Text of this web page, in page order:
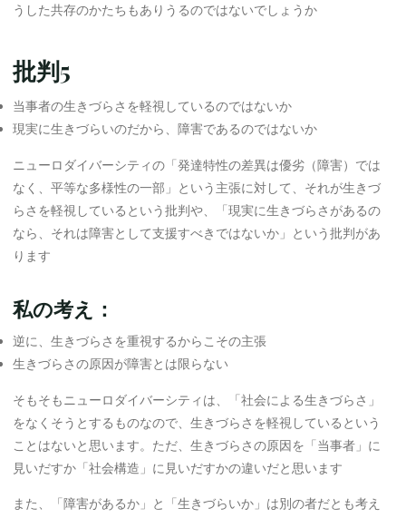
うした共存のかたちもありうるのではないでしょうか
批判5
当事者の生きづらさを軽視しているのではないか
現実に生きづらいのだから、障害であるのではないか
ニューロダイバーシティの「発達特性の差異は優劣（障害）では
なく、平等な多様性の一部」という主張に対して、それが生きづ
らさを軽視しているという批判や、「現実に生きづらさがあるの
なら、それは障害として支援すべきではないか」という批判があ
ります
私の考え：
逆に、生きづらさを重視するからこその主張
生きづらさの原因が障害とは限らない
そもそもニューロダイバーシティは、「社会による生きづらさ」
をなくそうとするものなので、生きづらさを軽視しているという
ことはないと思います。ただ、生きづらさの原因を「当事者」に
見いだすか「社会構造」に見いだすかの違いだと思います
また、「障害があるか」と「生きづらいか」は別の者だとも考え